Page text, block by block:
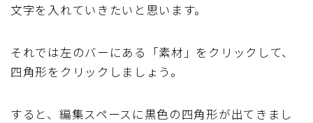
文字を入れていきたいと思います。
それでは左のバーにある「素材」をクリックして、
四角形をクリックしましょう。
すると、編集スペースに黒色の四角形が出てきまし